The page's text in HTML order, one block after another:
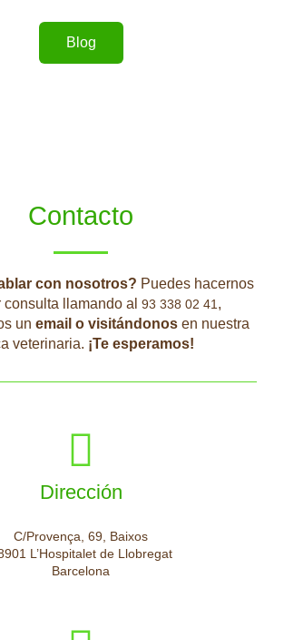
Blog
Contacto
con nosotros? Puedes hacernos
llamando al 93 338 02 41 ,
un email o visitándonosen nuestra
veterinaria. ¡Te esperamos!
Dirección
C/Provença, 69, Baixos
L’Hospitalet de Llobregat
Barcelona